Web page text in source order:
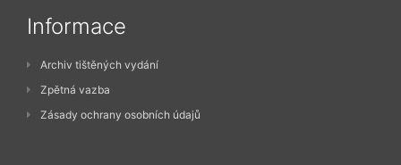
Informace
Archiv tištěných vydání
Zpětná vazba
Zásady ochrany osobních údajů